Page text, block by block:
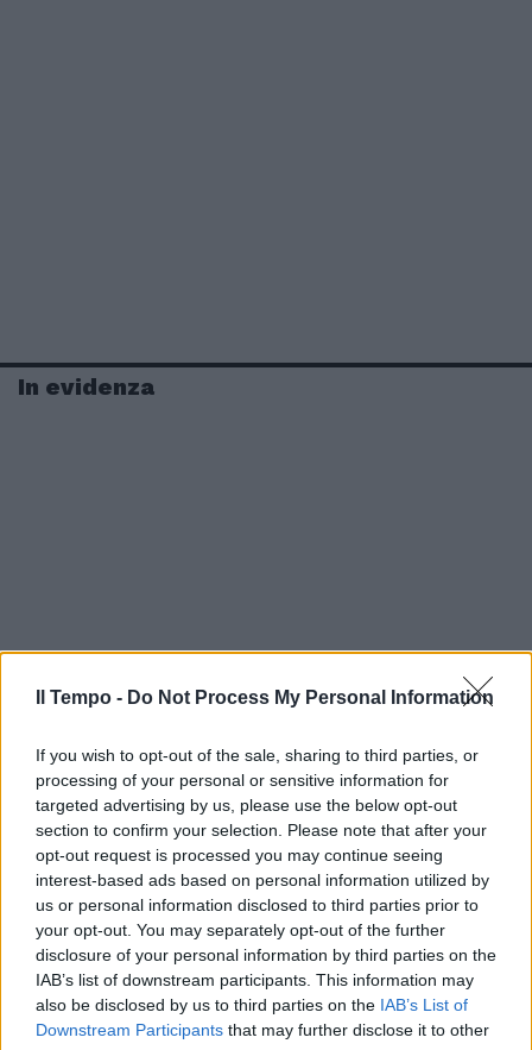
Il Tempo - Do Not Process My Personal Information
If you wish to opt-out of the sale, sharing to third parties, or
processing of your personal or sensitive information for
targeted advertising by us, please use the below opt-out
section to confirm your selection. Please note that after your
opt-out request is processed you may continue seeing
interest-based ads based on personal information utilized by
us or personal information disclosed to third parties prior to
your opt-out. You may separately opt-out of the further
disclosure of your personal information by third parties on the
IAB’s list of downstream participants. This information may
also be disclosed by us to third parties on the IAB’s List of
Downstream Participants that may further disclose it to other
In evidenza